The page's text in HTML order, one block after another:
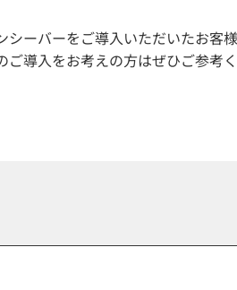
ーバーをご導入いただいたお客
導入をお考えの方はぜひご参考く